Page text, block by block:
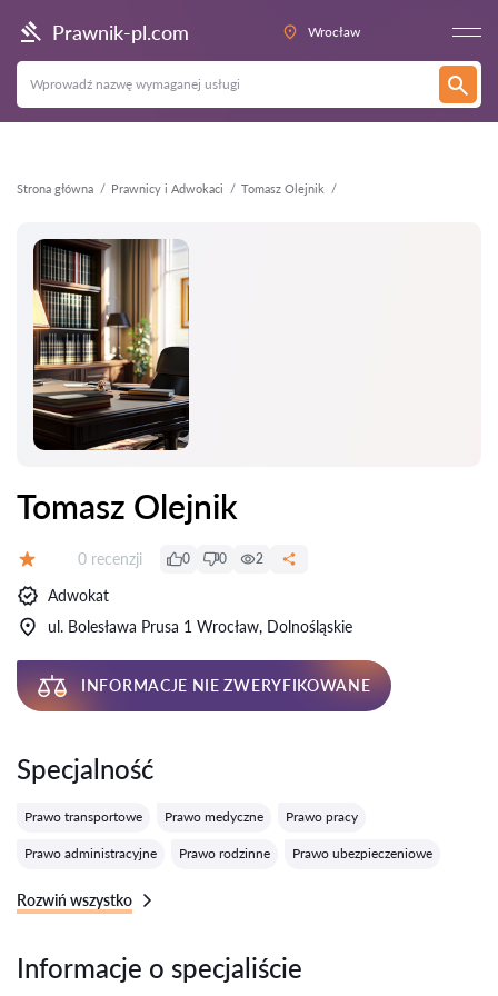
Prawnik-pl.com Wrocław
Strona główna Prawnicy i Adwokaci Tomasz Olejnik
Wstecz
Tomasz Olejnik
Recenzji:
0 recenzji 0 0 2
Adwokat
ul. Bolesława Prusa 1 Wrocław, Dolnośląskie
INFORMACJE NIE ZWERYFIKOWANE
Specjalność
Prawo transportowe Prawo medyczne Prawo pracy
Prawo administracyjne Prawo rodzinne Prawo ubezpieczeniowe
Rozwiń wszystko
Informacje o specjaliście